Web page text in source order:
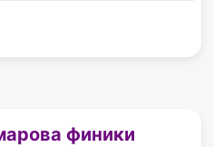
финики